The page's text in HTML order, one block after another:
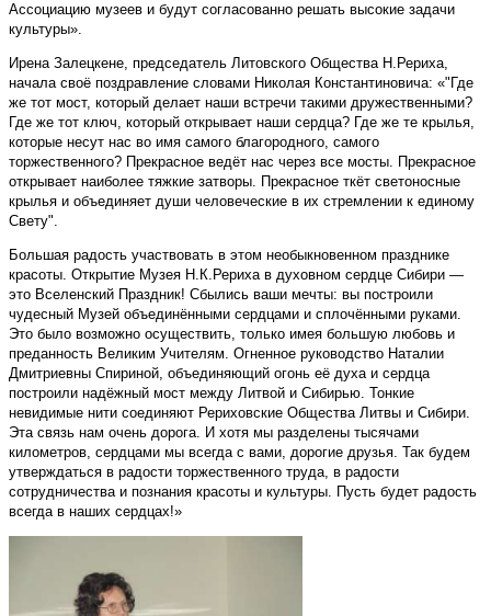
Ассоциацию музеев и будут согласованно решать высокие задачи
культуры».
Ирена Залецкене, председатель Литовского Общества Н.Рериха,
начала своё поздравление словами Николая Константиновича: «"Где
же тот мост, который делает наши встречи такими дружественными?
Где же тот ключ, который открывает наши сердца? Где же те крылья,
которые несут нас во имя самого благородного, самого
торжественного? Прекрасное ведёт нас через все мосты. Прекрасное
открывает наиболее тяжкие затворы. Прекрасное ткёт светоносные
крылья и объединяет души человеческие в их стремлении к единому
Свету".
Большая радость участвовать в этом необыкновенном празднике
красоты. Открытие Музея Н.К.Рериха в духовном сердце Сибири —
это Вселенский Праздник! Сбылись ваши мечты: вы построили
чудесный Музей объединёнными сердцами и сплочёнными руками.
Это было возможно осуществить, только имея большую любовь и
преданность Великим Учителям. Огненное руководство Наталии
Дмитриевны Спириной, объединяющий огонь её духа и сердца
построили надёжный мост между Литвой и Сибирью. Тонкие
невидимые нити соединяют Рериховские Общества Литвы и Сибири.
Эта связь нам очень дорога. И хотя мы разделены тысячами
километров, сердцами мы всегда с вами, дорогие друзья. Так будем
утверждаться в радости торжественного труда, в радости
сотрудничества и познания красоты и культуры. Пусть будет радость
всегда в наших сердцах!»